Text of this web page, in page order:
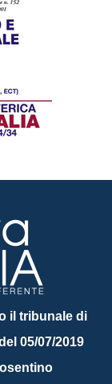
il tribunale di
05/07/2019